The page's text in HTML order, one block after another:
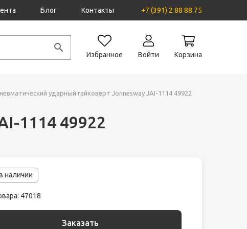
Блог Контакты +7 (391) 2 88 88 75
Избранное Войти Корзина
ударный гайковерт Jonnesway JAI-1114 49922
1114 49922
наличии
47018
Заказать